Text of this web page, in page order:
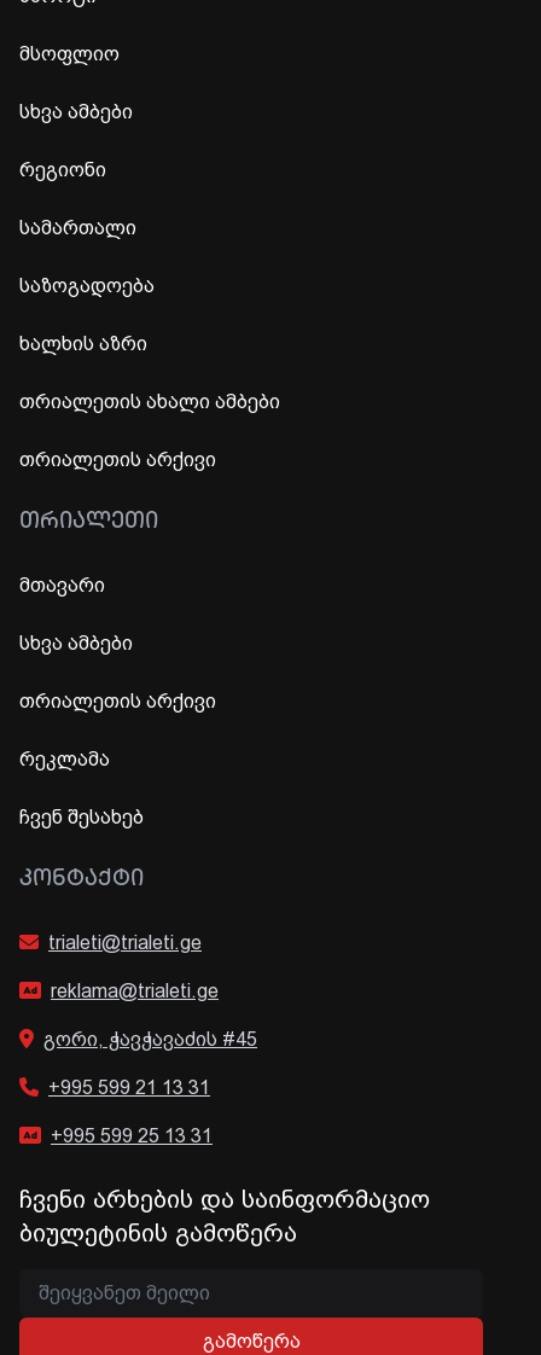
მსოფლიო
სხვა ამბები
რეგიონი
სამართალი
საზოგადოება
ხალხის აზრი
თრიალეთის ახალი ამბები
თრიალეთის არქივი
ᲗᲠᲘᲐᲚᲔᲗᲘ
მთავარი
სხვა ამბები
თრიალეთის არქივი
რეკლამა
ჩვენ შესახებ
ᲙᲝᲜᲢᲐᲥᲢᲘ
trialeti@trialeti.ge
reklama@trialeti.ge
გორი, ჭავჭავაძის #45
+995 599 21 13 31
+995 599 25 13 31
ჩვენი არხების და საინფორმაციო
ბიულეტინის გამოწერა
გამოწერა